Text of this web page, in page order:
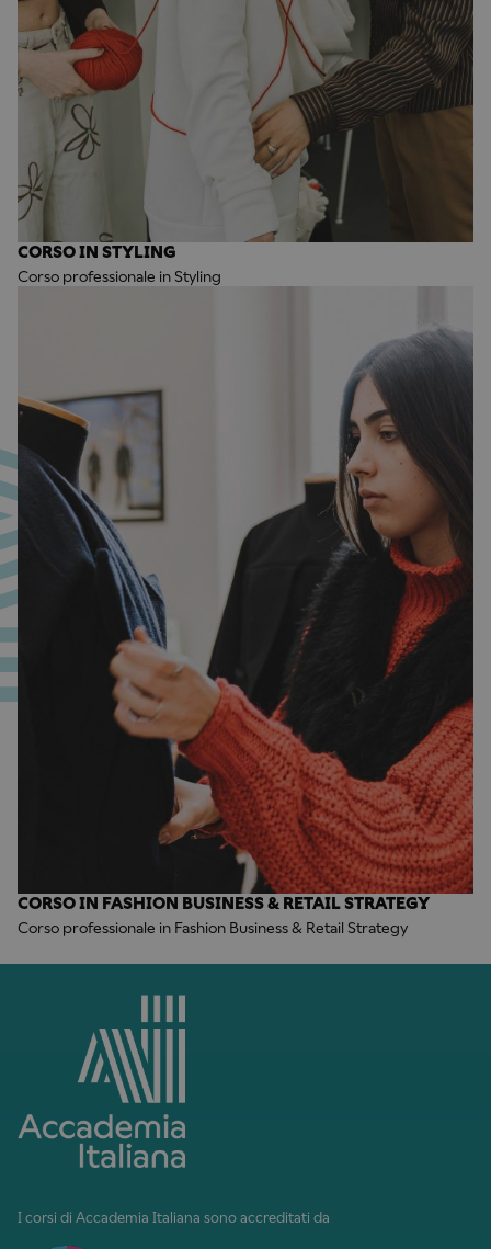
CORSO IN STYLING
Corso professionale in Styling
CORSO IN FASHION BUSINESS & RETAIL STRATEGY
Corso professionale in Fashion Business & Retail Strategy
I corsi di Accademia Italiana sono accreditati da